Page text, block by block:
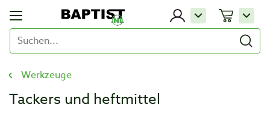
Werkzeuge
Tackers und heftmittel